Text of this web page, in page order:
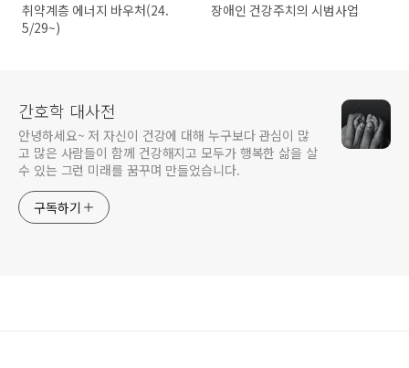
취약계층 에너지 바우처(24.
5/29~)
장애인 건강주치의 시범사업
간호학 대사전
안녕하세요~ 저 자신이 건강에 대해 누구보다 관심이 많
고 많은 사람들이 함께 건강해지고 모두가 행복한 삶을 살
수 있는 그런 미래를 꿈꾸며 만들었습니다.
구독하기